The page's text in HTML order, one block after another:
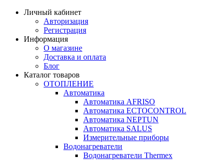
Личный кабинет
Авторизация
Регистрация
Информация
О магазине
Доставка и оплата
Блог
Каталог товаров
ОТОПЛЕНИЕ
Автоматика
Автоматика AFRISO
Автоматика ECTOCONTROL
Автоматика NEPTUN
Автоматика SALUS
Измерительные приборы
Водонагреватели
Водонагреватели Thermex